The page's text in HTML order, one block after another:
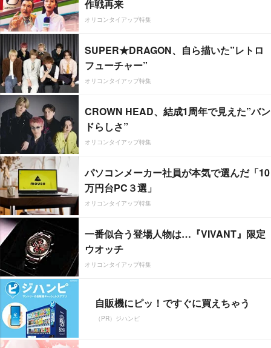
作戦再来
オリコンタイアップ特集
SUPER★DRAGON、自ら描いた”レトロ
フューチャー”
オリコンタイアップ特集
CROWN HEAD、結成1周年で見えた”バン
ドらしさ”
オリコンタイアップ特集
パソコンメーカー社員が本気で選んだ「10
万円台PC３選」
オリコンタイアップ特集
一番似合う登場人物は…『VIVANT』限定
ウオッチ
オリコンタイアップ特集
自販機にピッ！ですぐに買えちゃう
（PR）ジハンピ